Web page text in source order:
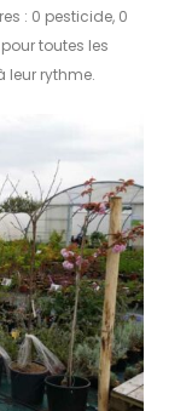
: 0 pesticide, 0
toutes les
leur rythme.